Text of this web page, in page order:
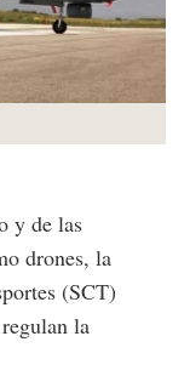
y de las
drones, la
(SCT)
la